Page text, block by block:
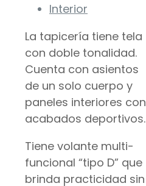
Interior
La tapicería tiene tela
con doble tonalidad.
Cuenta con asientos
de un solo cuerpo y
paneles interiores con
acabados deportivos.
Tiene volante multi-
funcional “tipo D” que
brinda practicidad sin